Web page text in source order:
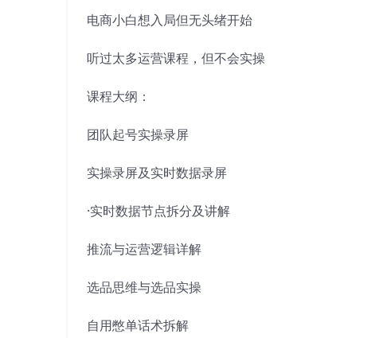
电商小白想入局但无头绪开始
听过太多运营课程，但不会实操
课程大纲：
团队起号实操录屏
实操录屏及实时数据录屏
·实时数据节点拆分及讲解
推流与运营逻辑详解
选品思维与选品实操
自用憋单话术拆解